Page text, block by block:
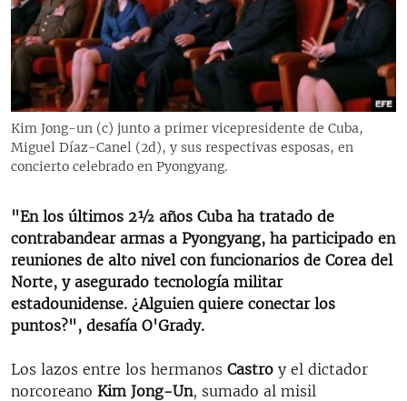
RADIO MARTÍ
ESPECIALES
ESPECIALES
LA REALIDAD DE LA VIVIENDA EN CUBA
SER VIEJO EN CUBA
LOS SANTOS DE HIALEAH
DESINFORMACIÓN RUSA EN AMÉRICA LATINA
LA INVASIÓN DE RUSIA A UCRANIA
MULTIMEDIA
EDITORIALES
SÍGUENOS
Kim Jong-un (c) junto a primer vicepresidente de Cuba,
Miguel Díaz-Canel (2d), y sus respectivas esposas, en
concierto celebrado en Pyongyang.
"En los últimos 2½ años Cuba ha tratado de
contrabandear armas a Pyongyang, ha participado en
reuniones de alto nivel con funcionarios de Corea del
Norte, y asegurado tecnología militar
estadounidense. ¿Alguien quiere conectar los
puntos?", desafía O'Grady.
Los lazos entre los hermanos Castro y el dictador
norcoreano Kim Jong-Un, sumado al misil